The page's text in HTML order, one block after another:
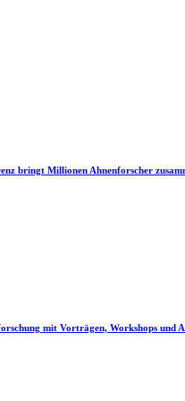
bringt Millionen Ahnenforscher
mit Vorträgen, Workshops und